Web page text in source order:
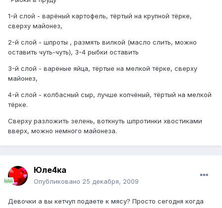
1-й слой - варёный картофель, тёртый на крупной тёрке,
сверху майонез,
2-й слой - шпроты , размять вилкой (масло слить, можно
оставить чуть-чуть), 3-4 рыбки оставить
3-й слой - варёные яйца, тёртые на мелкой тёрке, сверху
майонез,
4-й слой - колбасный сыр, лучше копчёный, тёртый на мелкой
тёрке.
Сверху разложить зелень, воткнуть шпротинки хвостиками
вверх, можно немного майонеза.
Юле4ка
Опубликовано 25 декабря, 2009
Девочки а вы кетчуп подаете к мясу? Просто сегодня когда